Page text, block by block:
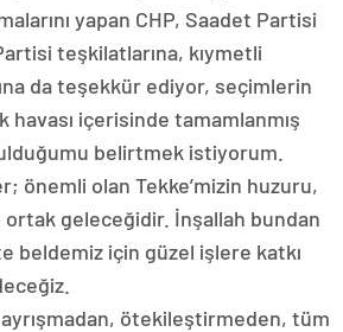
yapan CHP, Saadet Partisi
teşkilatlarına, kıymetli
da teşekkür ediyor, seçimlerin
içerisinde tamamlanmış
belirtmek istiyorum.
önemli olan Tekke’mizin huzuru,
geleceğidir. İnşallah bundan
beldemiz için güzel işlere katkı
ötekileştirmeden, tüm